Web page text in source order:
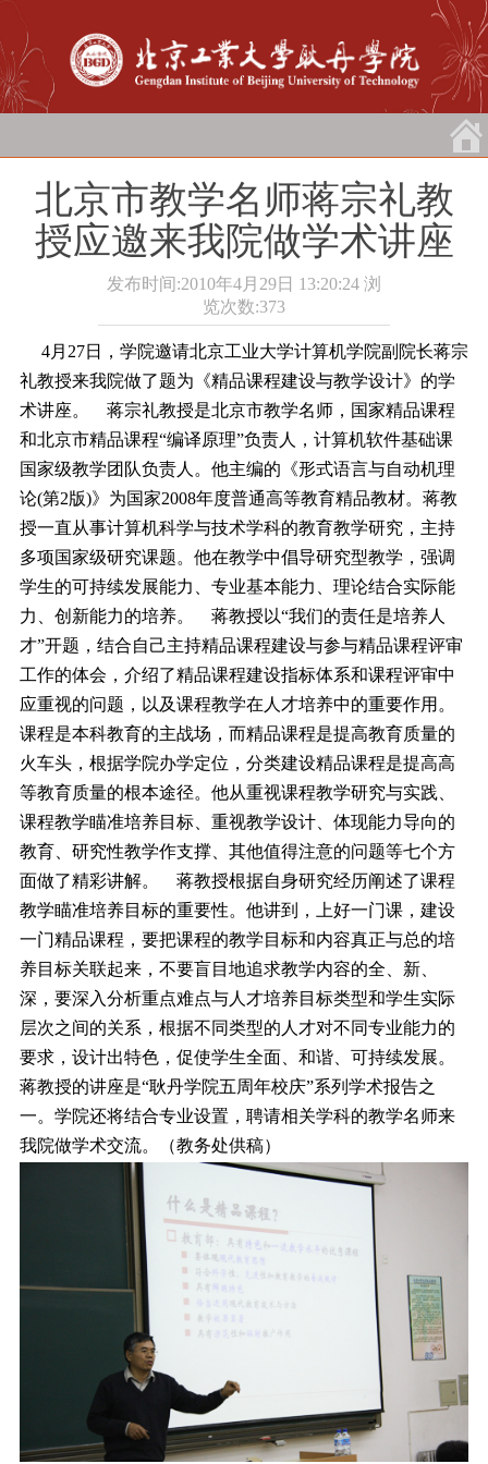
北京市教学名师蒋宗礼教
授应邀来我院做学术讲座
发布时间:2010年4月29日 13:20:24 浏
览次数:373
4月27日，学院邀请北京工业大学计算机学院副院长蒋宗
礼教授来我院做了题为《精品课程建设与教学设计》的学
术讲座。
蒋宗礼教授是北京市教学名师，国家精品课程
和北京市精品课程“编译原理”负责人，计算机软件基础课
国家级教学团队负责人。他主编的《形式语言与自动机理
论(第2版)》为国家2008年度普通高等教育精品教材。蒋教
授一直从事计算机科学与技术学科的教育教学研究，主持
多项国家级研究课题。他在教学中倡导研究型教学，强调
学生的可持续发展能力、专业基本能力、理论结合实际能
力、创新能力的培养。
蒋教授以“我们的责任是培养人
才”开题，结合自己主持精品课程建设与参与精品课程评审
工作的体会，介绍了精品课程建设指标体系和课程评审中
应重视的问题，以及课程教学在人才培养中的重要作用。
课程是本科教育的主战场，而精品课程是提高教育质量的
火车头，根据学院办学定位，分类建设精品课程是提高高
等教育质量的根本途径。他从重视课程教学研究与实践、
课程教学瞄准培养目标、重视教学设计、体现能力导向的
教育、研究性教学作支撑、其他值得注意的问题等七个方
面做了精彩讲解。
蒋教授根据自身研究经历阐述了课程
教学瞄准培养目标的重要性。他讲到，上好一门课，建设
一门精品课程，要把课程的教学目标和内容真正与总的培
养目标关联起来，不要盲目地追求教学内容的全、新、
深，要深入分析重点难点与人才培养目标类型和学生实际
层次之间的关系，根据不同类型的人才对不同专业能力的
要求，设计出特色，促使学生全面、和谐、可持续发展。
蒋教授的讲座是“耿丹学院五周年校庆”系列学术报告之
一。学院还将结合专业设置，聘请相关学科的教学名师来
我院做学术交流。（教务处供稿）